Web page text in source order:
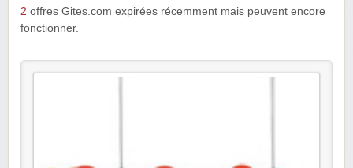
2 offres Gites.com expirées récemment mais peuvent encore
fonctionner.